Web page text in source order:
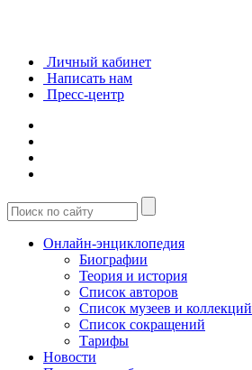
Личный кабинет
Написать нам
Пресс-центр
Онлайн-энциклопедия
Биографии
Теория и история
Список авторов
Список музеев и коллекций
Список сокращений
Тарифы
Новости